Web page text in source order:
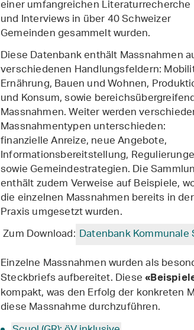
einer umfangreichen Literaturrecherche
und Interviews in über 40 Schweizer
Gemeinden gesammelt wurden.
Diese Datenbank enthält Massnahmen
verschiedenen Handlungsfeldern:
Ernährung, Bauen und Wohnen,
und Konsum, sowie
Massnahmen. Weiter werden
Massnahmentypen unterschieden:
finanzielle Anreize, neue Angebote,
Informationsbereitstellung,
sowie Gemeindestrategien. Die
enthält zudem Verweise auf Beispiele,
die einzelnen Massnahmen bereits in der
Praxis umgesetzt wurden.
Zum Download: Datenbank
Einzelne Massnahmen wurden als
Steckbriefs aufbereitet. Diese
kompakt, was den Erfolg der konkreten
diese Massnahme durchzuführen.